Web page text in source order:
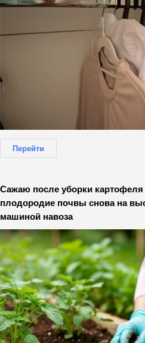
Перейти
Сажаю после уборки
плодородие почвы снова на
машиной навоза